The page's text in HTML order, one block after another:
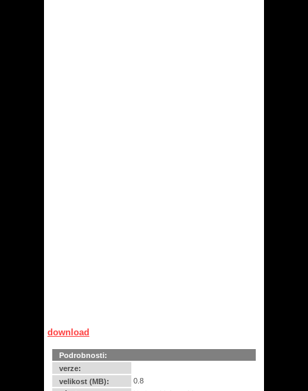
download
Podrobnosti:
verze:
velikost (MB):
0.8